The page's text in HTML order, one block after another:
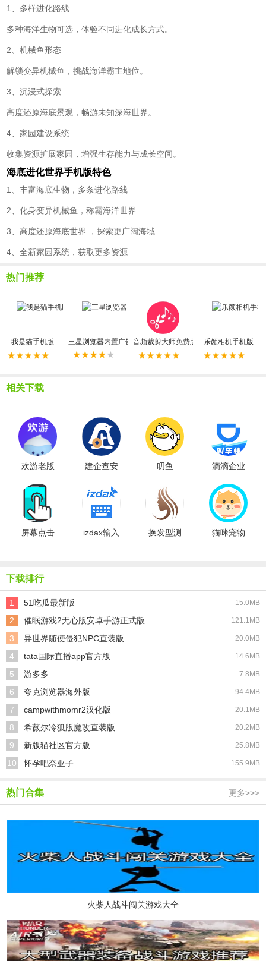
1、多样进化路线
多种海洋生物可选，体验不同进化成长方式。
2、机械鱼形态
解锁变异机械鱼，挑战海洋霸主地位。
3、沉浸式探索
高度还原海底景观，畅游未知深海世界。
4、家园建设系统
收集资源扩展家园，增强生存能力与成长空间。
海底进化世界手机版特色
1、丰富海底生物，多条进化路线
2、化身变异机械鱼，称霸海洋世界
3、高度还原海底世界 ，探索更广阔海域
4、全新家园系统，获取更多资源
热门推荐
我是猫手机版 三星浏览器内置广告拦截器最新版
音频裁剪大师免费版 乐颜相机手机版
相关下载
欢游老版
建企查安
叨鱼 滴滴企业
屏幕点击
izdax输入
换发型测
猫咪宠物
下载排行
1 51吃瓜最新版 15.0MB
2 催眠游戏2无心版安卓手游正式版 121.1MB
3 异世界随便侵犯NPC直装版 20.0MB
4 tata国际直播app官方版 14.6MB
5 游多多 7.8MB
6 夸克浏览器海外版 94.4MB
7 campwithmomr2汉化版 20.1MB
8 希薇尔冷狐版魔改直装版 20.2MB
9 新版猫社区官方版 25.8MB
10 怀孕吧奈亚子 155.9MB
热门合集 更多>>>
火柴人战斗闯关游戏大全